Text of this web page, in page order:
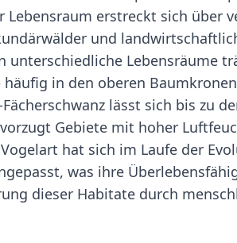
Lebensraum erstreckt sich über
und
unterschiedliche Lebensräume
in den oberen
lässt sich bis zu
Gebiete mit hoher
hat sich im Laufe der
was ihre
dieser Habitate durch